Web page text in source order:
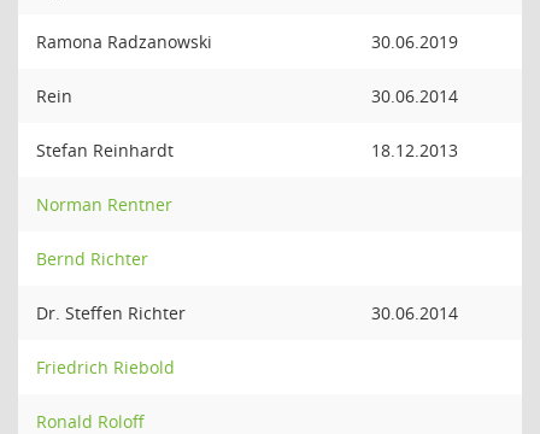
Ramona Radzanowski 30.06.2019
Rein 30.06.2014
Stefan Reinhardt 18.12.2013
Norman Rentner
Bernd Richter
Dr. Steffen Richter 30.06.2014
Friedrich Riebold
Ronald Roloff